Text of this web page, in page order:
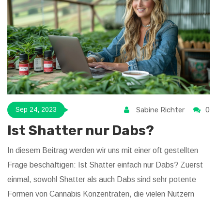
Sep 24, 2023 Sabine Richter 0
Ist Shatter nur Dabs?
In diesem Beitrag werden wir uns mit einer oft gestellten
Frage beschäftigen: Ist Shatter einfach nur Dabs? Zuerst
einmal, sowohl Shatter als auch Dabs sind sehr potente
Formen von Cannabis Konzentraten, die vielen Nutzern